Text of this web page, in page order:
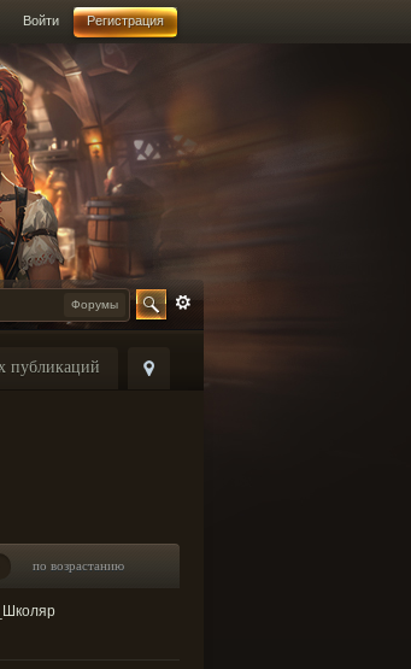
Войти Регистрация
Форумы
публикаций
по возрастанию